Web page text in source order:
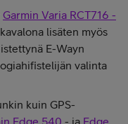
Garmin Varia RCT716 -
lisäten myös
E-Wayn
valinta
kuin GPS-
Edge 540 - ja Edge